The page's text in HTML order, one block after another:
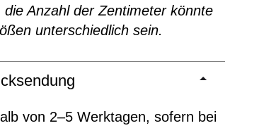
Anzahl der Zentimeter könnte
unterschiedlich sein.
von 2–5 Werktagen, sofern bei